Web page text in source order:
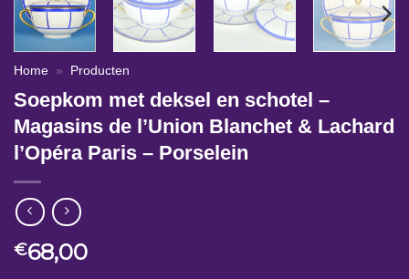
Home » Producten
Soepkom met deksel en schotel –
Magasins de l’Union Blanchet & Lachard
l’Opéra Paris – Porselein
€68,00